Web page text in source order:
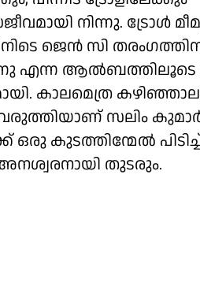
നിന്നു. ട്രോൾ
ജെൻ സി
എന്ന ആൽബത്തിലൂടെ
കാലമെത്ര
വരുത്തിയാണ് സലിം
ഒരു കുടത്തിന്മേൽ
തുടരും.